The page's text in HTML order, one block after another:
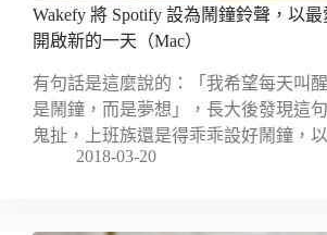
Wakefy 將 Spotify 設為鬧鐘鈴聲，以
開啟新的一天（Mac）
有句話是這麼說的：「我希望每天叫
是鬧鐘，而是夢想」，長大後發現這
鬼扯，上班族還是得乖乖設好鬧鐘，
2018-03-20